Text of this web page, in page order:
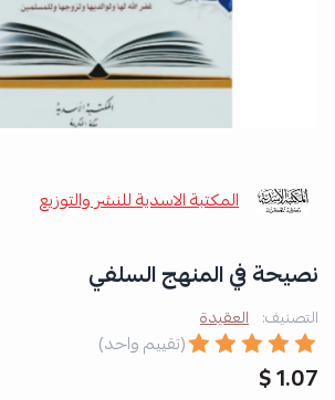
المكتبة الاسدية للنشر والتوزيع
نصيحة في المنهج السلفي
التصنيف: العقيدة
(تقييم واحد)
1.07 $